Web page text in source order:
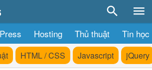
Hosting Thủ thuật Tin học
HTML / CSS Javascript jQuery